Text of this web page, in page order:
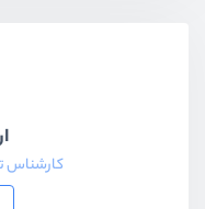
کارشناس